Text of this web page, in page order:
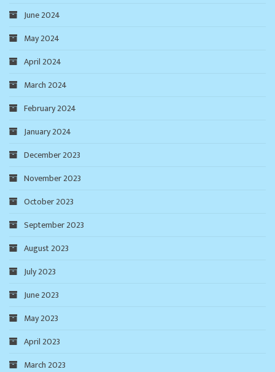
June 2024
May 2024
April 2024
March 2024
February 2024
January 2024
December 2023
November 2023
October 2023
September 2023
August 2023
July 2023
June 2023
May 2023
April 2023
March 2023